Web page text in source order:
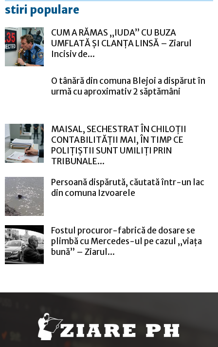
stiri populare
CUM A RĂMAS „IUDA” CU BUZA
UMFLATĂ ȘI CLANȚA LINSĂ – Ziarul
Incisiv de...
O tânără din comuna Blejoi a dispărut în
urmă cu aproximativ 2 săptămâni
MAISAL, SECHESTRAT ÎN CHILOȚII
CONTABILITĂȚII MAI, ÎN TIMP CE
POLIȚIȘTII SUNT UMILIȚI PRIN
TRIBUNALE...
Persoană dispărută, căutată într-un lac
din comuna Izvoarele
Fostul procuror-fabrică de dosare se
plimbă cu Mercedes-ul pe cazul „viața
bună” – Ziarul...